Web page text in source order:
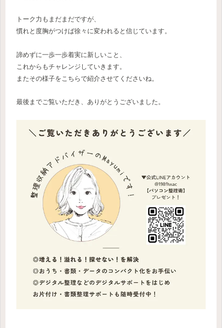
トーク力もまだまだですが、
慣れと度胸がつけば徐々に変われると信じています。
諦めずに一歩一歩着実に新しいこと、
これからもチャレンジしていきます。
またその様子をこちらで紹介させてくださいね。
最後までご覧いただき、ありがとうございました。